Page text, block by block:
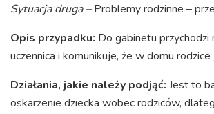
Sytuacja druga –Problemy rodzinne –
Opis przypadku: Do gabinetu przychodzi
uczennica i komunikuje, że w domu rodzice
Działania, jakie należy podjąć: Jest to
oskarżenie dziecka wobec rodziców,